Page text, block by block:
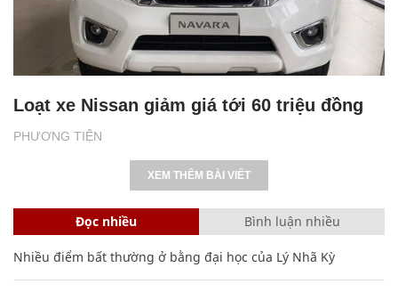
PHƯƠNG TIỆN
Loạt xe Nissan giảm giá tới 60 triệu đồng
XEM THÊM BÀI VIẾT
Đọc nhiều Bình luận nhiều
Nhiều điểm bất thường ở bằng đại học của Lý Nhã Kỳ